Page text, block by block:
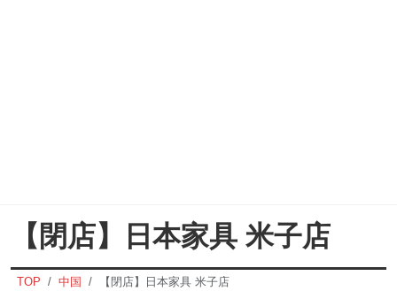
【閉店】日本家具 米子店
TOP 中国 【閉店】日本家具 米子店